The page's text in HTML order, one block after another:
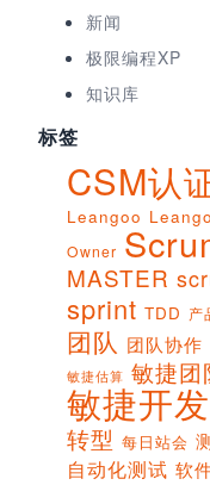
新闻
极限编程XP
知识库
标签
CSM认
Leangoo
Owner
MASTER
sprint TDD 产
团队 团队协作
敏捷估算 敏捷团
敏捷开发
转型 每日站会
自动化测试 软